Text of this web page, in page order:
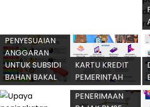
PRODUKSI GULA
NASIONAL
AS TERHADAP
INDONESIA
PEDOMAN
PENYELENGGARAAN
UPACARA HUT
KE-77 RI
GERAKAN
NASIONAL
PENGENDALIAN
INFLASI
PANGAN